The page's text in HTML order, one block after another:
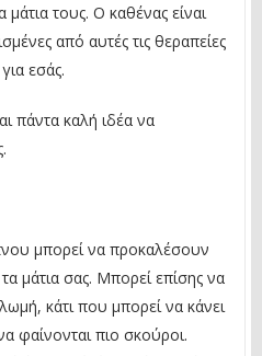
τους. Ο καθένας είναι
από αυτές τις θεραπείες
εσάς.
πάντα καλή ιδέα να
μπορεί να προκαλέσουν
μάτια σας. Μπορεί επίσης να
κάτι που μπορεί να κάνει
φαίνονται πιο σκούροι.